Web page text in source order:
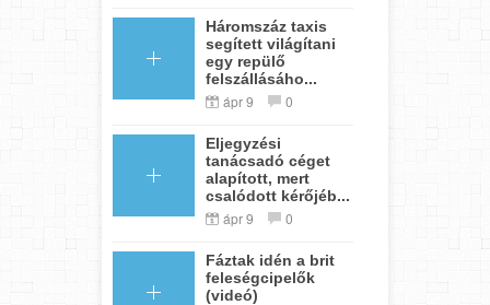
Háromszáz taxis
segített világítani
egy repülő
felszállásáho...
ápr 9 0
Eljegyzési
tanácsadó céget
alapított, mert
csalódott kérőjéb...
ápr 9 0
Fáztak idén a brit
feleségcipelők
(videó)